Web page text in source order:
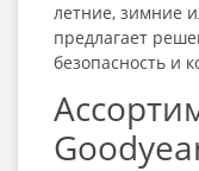
летние, зимние
предлагает
безопасность и